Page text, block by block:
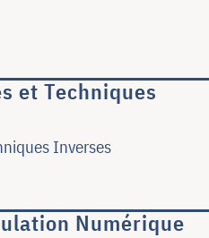
et Techniques
Inverses
Numérique